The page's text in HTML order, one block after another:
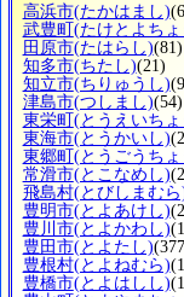
高浜市(たかはまし)
武豊町 (たけとよちょ
田原市(たはらし)
知多市(ちたし)
知立市(ちりゅうし)
津島市(つしまし)
東栄町 (とうえいちょ
東海市(とうかいし)
東郷町 (とうごうちょ
常滑市(とこなめし)
飛島村(とびしまむら
豊明市(とよあけし)
豊川市(とよかわし)
豊田市(とよたし)
豊根村(とよねむら)
豊橋市(とよはしし)